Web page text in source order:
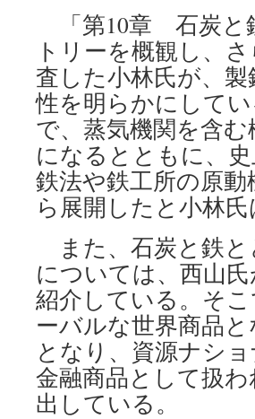
「第10章 石炭と
トリーを概観し、
査した小林氏が、
性を明らかにして
で、蒸気機関を含
になるとともに、
鉄法や鉄工所の原
ら展開したと小林
また、石炭と鉄と
については、西山
紹介している。そ
ーバルな世界商品
となり、資源ナシ
金融商品として扱
出している。